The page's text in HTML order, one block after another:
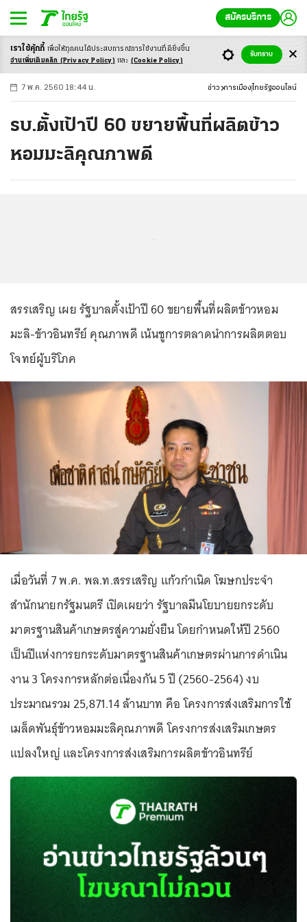
สมัครบริการ
-ก ก ก+
7 พ.ค. 2560 18:44 น. ข่าว การเมือง ไทยรัฐออนไลน์
รบ.ตั้งเป้าปี 60 ขยายพื้นที่ผลิตข้าว
หอมมะลิคุณภาพดี
สรรเสริญ เผย รัฐบาลตั้งเป้าปี 60 ขยายพื้นที่ผลิตข้าวหอม
มะลิ-ข้าวอินทรีย์ คุณภาพดี เน้นชูการตลาดนำการผลิตตอบ
โจทย์ผู้บริโภค
เมื่อวันที่ 7 พ.ค. พล.ท.สรรเสริญ แก้วกำเนิด โฆษกประจำ
สำนักนายกรัฐมนตรี เปิดเผยว่า รัฐบาลมีนโยบายยกระดับ
มาตรฐานสินค้าเกษตรสู่ความยั่งยืน โดยกำหนดให้ปี 2560
เป็นปีแห่งการยกระดับมาตรฐานสินค้าเกษตรผ่านการดำเนิน
งาน 3 โครงการหลักต่อเนื่องกัน 5 ปี (2560-2564) งบ
ประมาณรวม 25,871.14 ล้านบาท คือ โครงการส่งเสริมการใช้
เมล็ดพันธุ์ข้าวหอมมะลิคุณภาพดี โครงการส่งเสริมเกษตร
แปลงใหญ่ และโครงการส่งเสริมการผลิตข้าวอินทรีย์
เราใช้คุ้กกี้ เพื่อให้ทุกคนได้ประสบการณ์การใช้งานที่ดียิ่งขึ้น
อ่านเพิ่มเติมคลิก (Privacy Policy) และ (Cookie Policy)
รับทราบ